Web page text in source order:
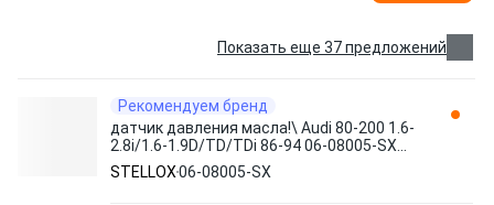
Показать еще 37 предложений
Рекомендуем бренд
датчик давления масла!\ Audi 80-200 1.6-
2.8i/1.6-1.9D/TD/TDi 86-94 06-08005-SX
STELLOX
STELLOX06-08005-SX